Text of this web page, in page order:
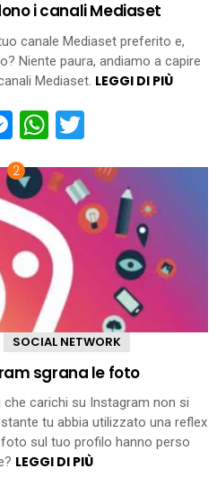
i canali Mediaset
canale Mediaset preferito e,
Niente paura, andiamo a capire
Mediaset. LEGGI DI PIÙ
Messenger
WhatsApp
SOCIAL NETWORK
sgrana le foto
carichi su Instagram non si
tu abbia utilizzato una reflex
sul tuo profilo hanno perso
LEGGI DI PIÙ